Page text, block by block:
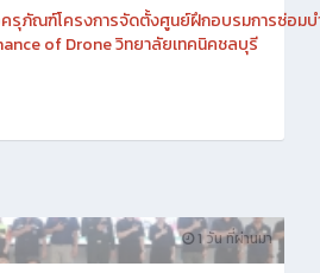
ครุภัณฑ์โครงการจัดตั้งศูนย์ฝึกอบรมการซ่อมบ
of Drone วิทยาลัยเทคนิคชลบุรี
1 วัน ที่ผ่านมา